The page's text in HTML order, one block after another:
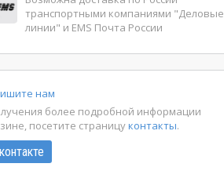
транспортными компаниями "Деловые
линии" и EMS Почта России
нам
более подробной информации
посетите страницуконтакты.